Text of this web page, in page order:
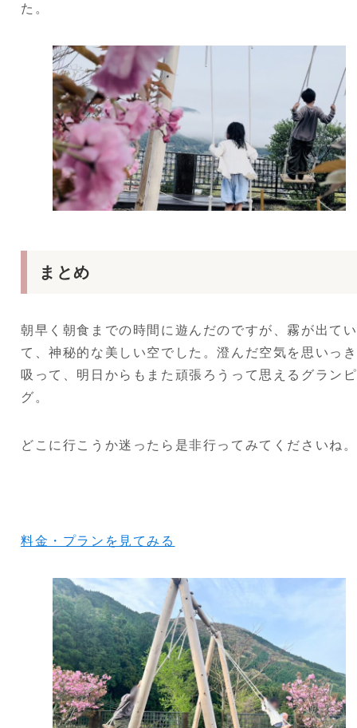
た。
まとめ
朝早く朝食までの時間に遊んだのですが、霧が出てい
て、神秘的な美しい空でした。澄んだ空気を思いっ
吸って、明日からもまた頑張ろうって思えるグラン
グ。
どこに行こうか迷ったら是非行ってみてくださいね。
料金・プランを見てみる